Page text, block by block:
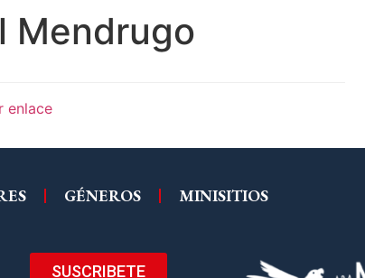
Mendrugo
enlace
GÉNEROS MINISITIOS
SUSCRIBETE